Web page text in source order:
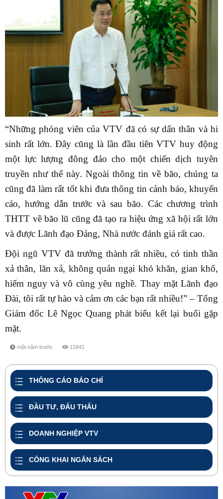
“Những phóng viên của VTV đã có sự dấn thân và hi
sinh rất lớn. Đây cũng là lần đầu tiên VTV huy động
một lực lượng đông đảo cho một chiến dịch tuyên
truyền như thế này. Ngoài thông tin về bão, chúng ta
cũng đã làm rất tốt khi đưa thông tin cảnh báo, khuyến
cáo, hướng dẫn trước và sau bão. Các chương trình
THTT về bão lũ cũng đã tạo ra hiệu ứng xã hội rất lớn
và được Lãnh đạo Đảng, Nhà nước đánh giá rất cao.
Đội ngũ VTV đã trưởng thành rất nhiều, có tinh thần
xả thân, lăn xả, không quản ngại khó khăn, gian khổ,
hiểm nguy và vô cùng yêu nghề. Thay mặt Lãnh đạo
Đài, tôi rất tự hào và cảm ơn các bạn rất nhiều!” – Tổng
Giám đốc Lê Ngọc Quang phát biểu kết lại buổi gặp
mặt.
một năm trước 11841
THÔNG CÁO BÁO CHÍ
ĐẦU TƯ, ĐẤU THẤU
DOANH NGHIỆP VTV
CÔNG KHAI NGÂN SÁCH